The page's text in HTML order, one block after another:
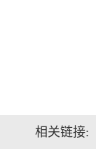
相关链接: